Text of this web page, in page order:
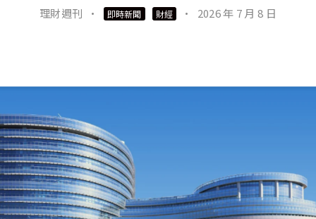
理財週刊 · 即時新聞 財經 · 2026 年 7 月 8 日